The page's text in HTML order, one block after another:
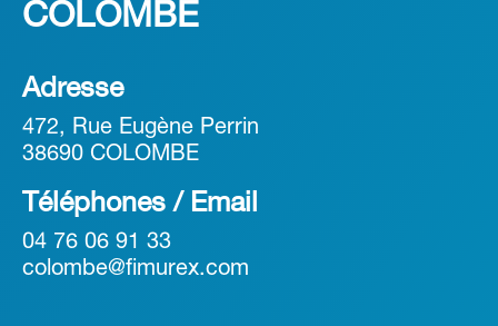
COLOMBE
Adresse
472, Rue Eugène Perrin
38690 COLOMBE
Téléphones / Email
04 76 06 91 33
colombe@fimurex.com